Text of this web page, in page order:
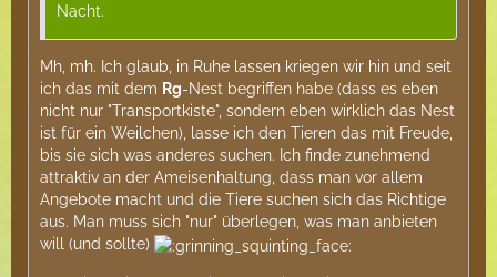
Nacht.
Mh, mh. Ich glaub, in Ruhe lassen kriegen wir hin und seit
ich das mit dem Rg-Nest begriffen habe (dass es eben
nicht nur "Transportkiste", sondern eben wirklich das Nest
ist für ein Weilchen), lasse ich den Tieren das mit Freude,
bis sie sich was anderes suchen. Ich finde zunehmend
attraktiv an der Ameisenhaltung, dass man vor allem
Angebote macht und die Tiere suchen sich das Richtige
aus. Man muss sich "nur" überlegen, was man anbieten
will (und sollte)